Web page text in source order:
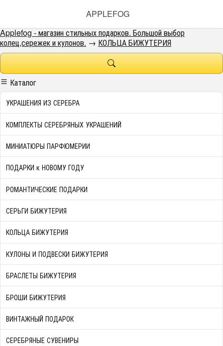
APPLEFOG
Applefog - магазин стильных подарков. Большой выбор
колец,сережек и кулонов. → КОЛЬЦА БИЖУТЕРИЯ
Каталог
УКРАШЕНИЯ ИЗ СЕРЕБРА
КОМПЛЕКТЫ СЕРЕБРЯНЫХ УКРАШЕНИЙ
МИНИАТЮРЫ ПАРФЮМЕРИИ
ПОДАРКИ к НОВОМУ ГОДУ
РОМАНТИЧЕСКИЕ ПОДАРКИ
СЕРЬГИ БИЖУТЕРИЯ
КОЛЬЦА БИЖУТЕРИЯ
КУЛОНЫ И ПОДВЕСКИ БИЖУТЕРИЯ
БРАСЛЕТЫ БИЖУТЕРИЯ
БРОШИ БИЖУТЕРИЯ
ВИНТАЖНЫЙ ПОДАРОК
СЕРЕБРЯНЫЕ СУВЕНИРЫ